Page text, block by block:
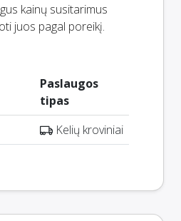
kainų susitarimus
juos pagal poreikį.
Paslaugos
tipas
Kelių kroviniai